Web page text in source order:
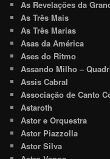
As Revelações da
As Três Mais
As Três Marias
Asas da América
Ases do Ritmo
Assando Milho –
Assis Cabral
Associação de Canto
Astaroth
Astor e Orquestra
Astor Piazzolla
Astor Silva